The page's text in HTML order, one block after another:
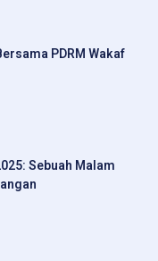
PDRM Wakaf
Sebuah Malam